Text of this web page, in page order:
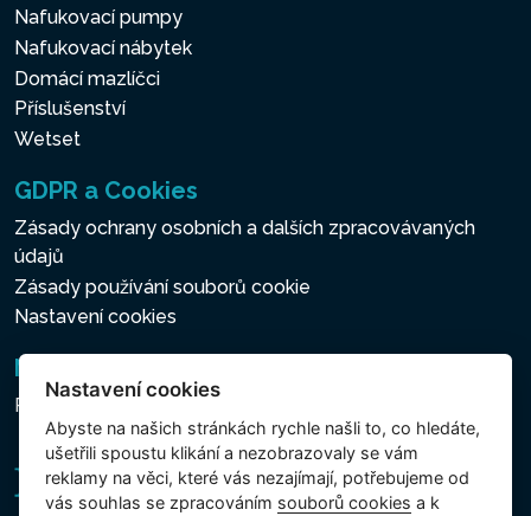
Nafukovací pumpy
Nafukovací nábytek
Domácí mazlíčci
Příslušenství
Wetset
GDPR a Cookies
Zásady ochrany osobních a dalších zpracovávaných
údajů
Zásady používání souborů cookie
Nastavení cookies
Newsletter
Přihlášení k odběru novinek
Nastavení cookies
Abyste na našich stránkách rychle našli to, co hledáte,
ušetřili spoustu klikání a nezobrazovaly se vám
reklamy na věci, které vás nezajímají, potřebujeme od
vás souhlas se zpracováním souborů cookies a k